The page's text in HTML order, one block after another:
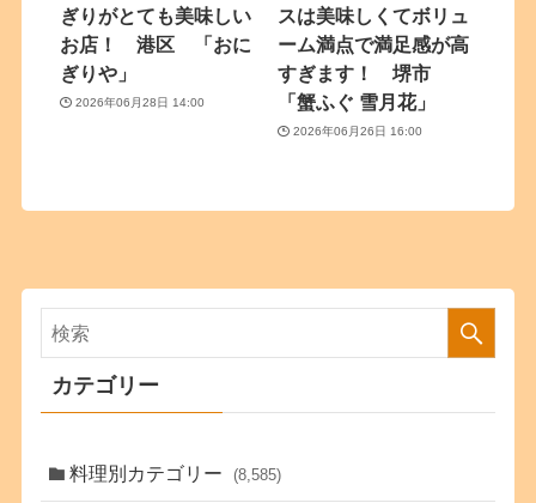
ぎりがとても美味しい
お店！ 港区 「おに
ぎりや」
2026年06月28日 14:00
スは美味しくてボリュ
ーム満点で満足感が高
すぎます！ 堺市
「蟹ふぐ 雪月花」
2026年06月26日 16:00
カテゴリー
料理別カテゴリー (8,585)